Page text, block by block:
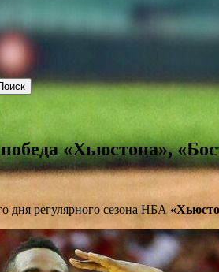
«Хьюстона»,
дня регулярного сезона НБА